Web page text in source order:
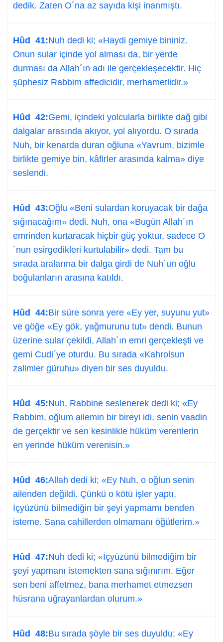
dedik. Zaten O´na az sayıda kişi inanmıştı.
Hûd 41:Nuh dedi ki; «Haydi gemiye bininiz.
Onun sular içinde yol alması da, bir yerde
durması da Allah´ın adı ile gerçekleşecektir. Hiç
şüphesiz Rabbim affedicidir, merhametlidir.»
Hûd 42:Gemi, içindeki yolcularla birlikte dağ gibi
dalgalar arasında akıyor, yol alıyordu. O sırada
Nuh, bir kenarda duran oğluna «Yavrum, bizimle
birlikte gemiye bin, kâfirler arasında kalma» diye
seslendi.
Hûd 43:Oğlu «Beni sulardan koruyacak bir dağa
sığınacağım» dedi. Nuh, ona «Bugün Allah´ın
emrinden kurtaracak hiçbir güç yoktur, sadece O
´nun esirgedikleri kurtulabilir» dedi. Tam bu
sırada aralarına bir dalga girdi de Nuh´un oğlu
boğulanların arasına katıldı.
Hûd 44:Bir süre sonra yere «Ey yer, suyunu yut»
ve göğe «Ey gök, yağmurunu tut» dendi. Bunun
üzerine sular çekildi, Allah´ın emri gerçekleşti ve
gemi Cudi´ye oturdu. Bu sırada «Kahrolsun
zalimler güruhu» diyen bir ses duyuldu.
Hûd 45:Nuh, Rabbine seslenerek dedi ki; «Ey
Rabbim, oğlum ailemin bir bireyi idi, senin vaadin
de gerçektir ve sen kesinlikle hüküm verenlerin
en yerinde hüküm verenisin.»
Hûd 46:Allah dedi ki; «Ey Nuh, o oğlun senin
ailenden değildi. Çünkü o kötü işler yaptı.
İçyüzünü bilmediğin bir şeyi yapmamı benden
isteme. Sana cahillerden olmamanı öğütlerim.»
Hûd 47:Nuh dedi ki; «İçyüzünü bilmediğim bir
şeyi yapmanı istemekten sana sığınırım. Eğer
sen beni affetmez, bana merhamet etmezsen
hüsrana uğrayanlardan olurum.»
Hûd 48:Bu sırada şöyle bir ses duyuldu; «Ey